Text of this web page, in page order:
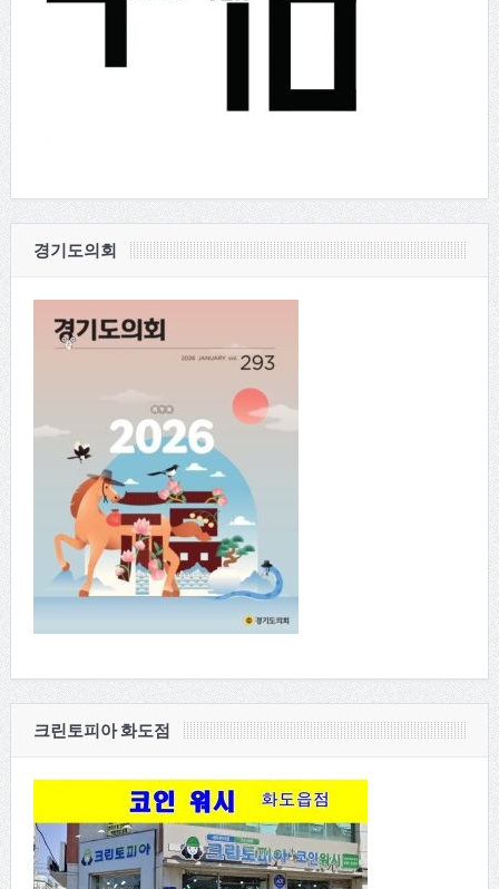
경기도의회
크린토피아 화도점